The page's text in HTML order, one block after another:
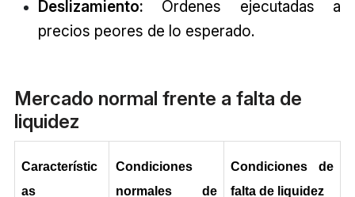
Deslizamiento: Órdenes ejecutadas a
precios peores de lo esperado.
Mercado normal frente a falta de
liquidez
Característic
as
Condiciones
normales de
Condiciones de
falta de liquidez